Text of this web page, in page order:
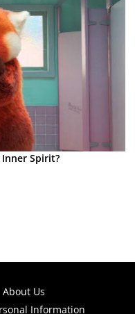
Spirit?
About Us
Information